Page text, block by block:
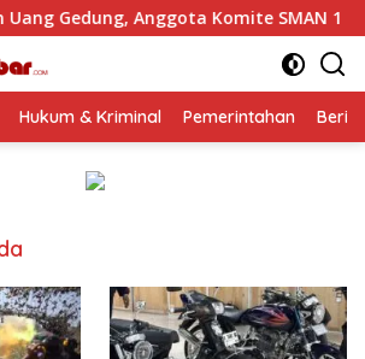
Komite SMAN 1 Tumpang ,Ketua
Hukum & Kriminal Pemerintahan